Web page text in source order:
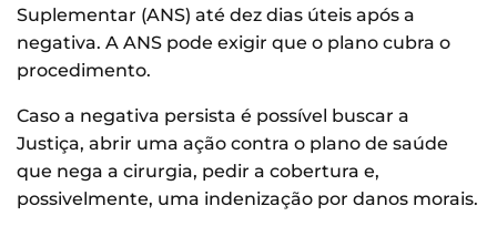
Suplementar (ANS) até dez dias úteis após a
negativa. A ANS pode exigir que o plano cubra o
procedimento.
Caso a negativa persista é possível buscar a
Justiça, abrir uma ação contra o plano de saúde
que nega a cirurgia, pedir a cobertura e,
possivelmente, uma indenização por danos morais.